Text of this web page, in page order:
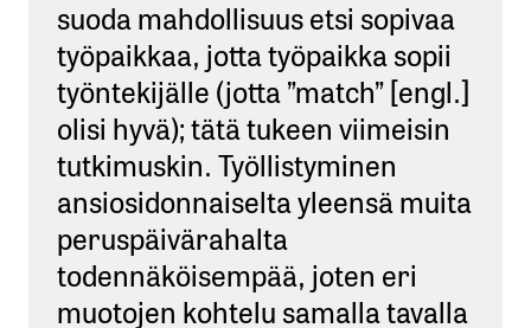
suoda mahdollisuus etsi sopivaa
työpaikkaa, jotta työpaikka sopii
työntekijälle (jotta ”match” [engl.]
olisi hyvä); tätä tukeen viimeisin
tutkimuskin. Työllistyminen
ansiosidonnaiselta yleensä muita
peruspäivärahalta
todennäköisempää, joten eri
muotojen kohtelu samalla tavalla